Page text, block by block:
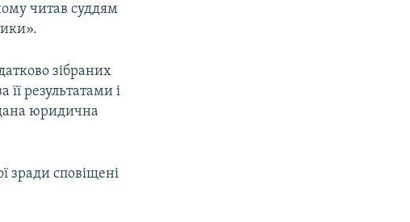
читав суддям
зібраних
її результатами і
юридична
зради сповіщені